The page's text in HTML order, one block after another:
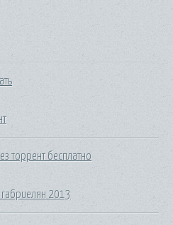
торрент бесплатно
габриелян 2013